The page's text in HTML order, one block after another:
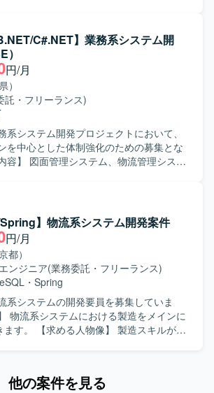
を担う意欲のある方が望ましいです。
】 金融・貿易系システムというミッシ
領域で、AWSを中心としたモダンなイ
守に携わることができます。定常作業
査や課題対応、基盤の追加開発、新規
レビューなど、幅広い業務を通じて経
、将来的には保守リーダーとしてマネ
衝にも関わっていただけるポジションで
、API Gateway、EC2、RDS、VPCな
ードレビューがメインとなります。ま
の成果物レビューや、必要に応じて基
ども行っていただきます。 【求める
いた開発経験だけでなく、設計やソー
経験を活かし、品質向上に主体的に取
方を求めております。若手メンバーへ
やレクチャーにも前向きに取り組んで
ポジションの魅力】 既存
というモダンな技術スタックへの移行プ
いただけます。レビュー業務が中心とな
リケーション開発環境となります。
C#.NET】業務系システム開
）
円/月
）
託・フリーランス)
系システム開発プロジェクトにおいて、
を中心とした体制強化のための募集とな
ムの機能追加や改修、新規機能の設計・
、品質を意識した開発を推進していただ
を取りながら、主体的に業務を推進し
めています。複数システムを横断した
況に応じて柔軟に立ち回れる方が望ま
まで一貫して関わることができ、上級SE
かしながら業務系システム開発のスキル
だけます。複数の業務領域のシステム
ム開発環境となります。
Spring】物流系システム開発案件
円/月
都）
ンジニア(業務委託・フリーランス)
・ Spring
系システムの開発要員を募集していま
造スキルが高
他の案件を見る